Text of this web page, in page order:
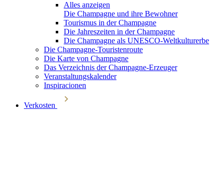
Alles anzeigen
Die Champagne und ihre Bewohner
Tourismus in der Champagne
Die Jahreszeiten in der Champagne
Die Champagne als UNESCO-Weltkulturerbe
Die Champagne-Touristenroute
Die Karte von Champagne
Das Verzeichnis der Champagne-Erzeuger
Veranstaltungskalender
Inspiracionen
Verkosten